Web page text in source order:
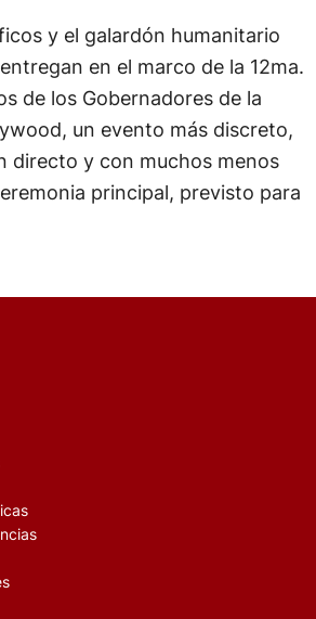
y el galardón humanitario
en el marco de la 12ma.
de los Gobernadores de la
un evento más discreto,
directo y con muchos menos
principal, previsto para